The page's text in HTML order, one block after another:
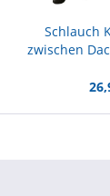
Schlauch
zwischen